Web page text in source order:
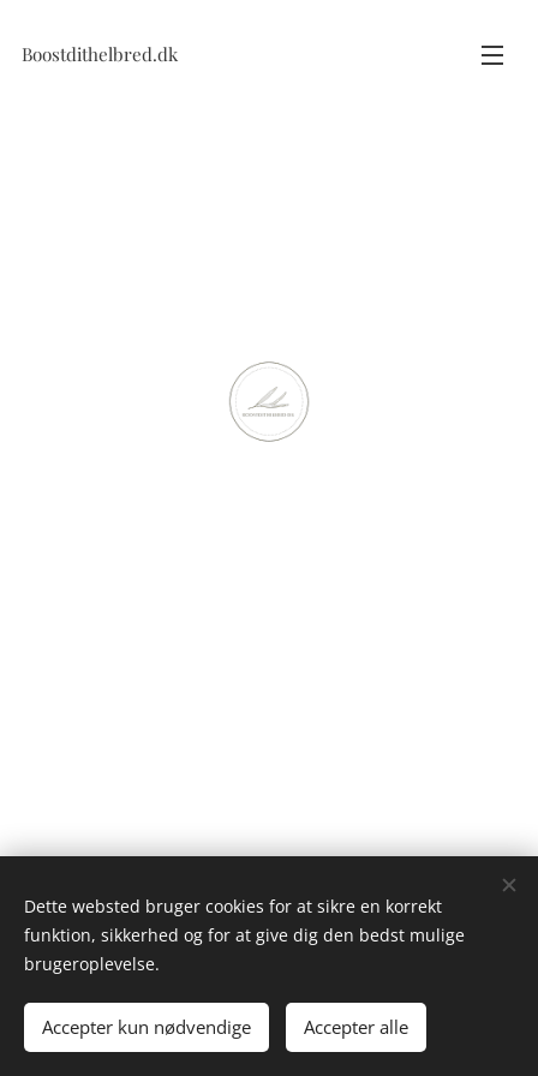
Boostdithelbred.dk
© 2024 | info@boostdithelbred.dk | +45 77664455
Dette websted bruger cookies for at sikre en korrekt
funktion, sikkerhed og for at give dig den bedst mulige
brugeroplevelse.
Accepter kun nødvendige Accepter alle